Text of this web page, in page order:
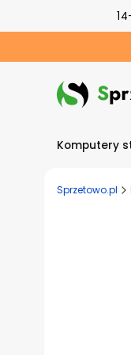
Komputery
Sprzetowo.pl